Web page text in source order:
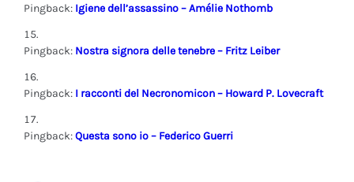
Pingback: Igiene dell’assassino – Amélie Nothomb
Pingback: Nostra signora delle tenebre – Fritz Leiber
Pingback: I racconti del Necronomicon – Howard P. Lovecraft
Pingback:Questa sono io – Federico Guerri